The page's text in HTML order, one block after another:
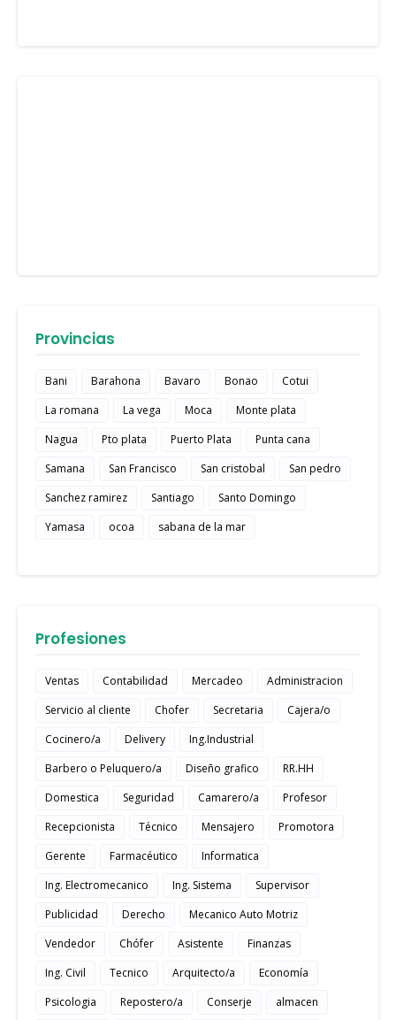
Provincias
Bani Barahona Bavaro Bonao
Cotui
La romana
La vega Moca
Monte plata
Nagua
Pto plata Puerto Plata
Punta cana
Samana
San Francisco San cristobal
San pedro
Sanchez ramirez
Santiago
Santo Domingo
Yamasa
ocoa sabana de la mar
Profesiones
Ventas Contabilidad Mercadeo
Administracion
Servicio al cliente
Chofer Secretaria
Cajera/o
Cocinero/a
Delivery
Ing.Industrial
Barbero o Peluquero/a
Diseño grafico
RR.HH
Domestica
Seguridad Camarero/a
Profesor
Recepcionista
Técnico Mensajero
Promotora
Gerente
Farmacéutico
Informatica
Ing. Electromecanico
Ing. Sistema
Supervisor
Publicidad
Derecho
Mecanico Auto Motriz
Vendedor
Chófer Asistente
Finanzas
Ing. Civil
Tecnico Arquitecto/a
Economía
Psicologia
Repostero/a Conserje almacen